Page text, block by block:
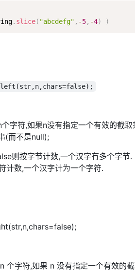
. slice( "abcdefg" , -5, -4) )
字符,如果n没有指定一个有效的截取
(而不是null);
则按字节计数,一个汉字有多个字节.
计数,一个汉字计为一个字符.
个字符,如果 n 没有指定一个有效的